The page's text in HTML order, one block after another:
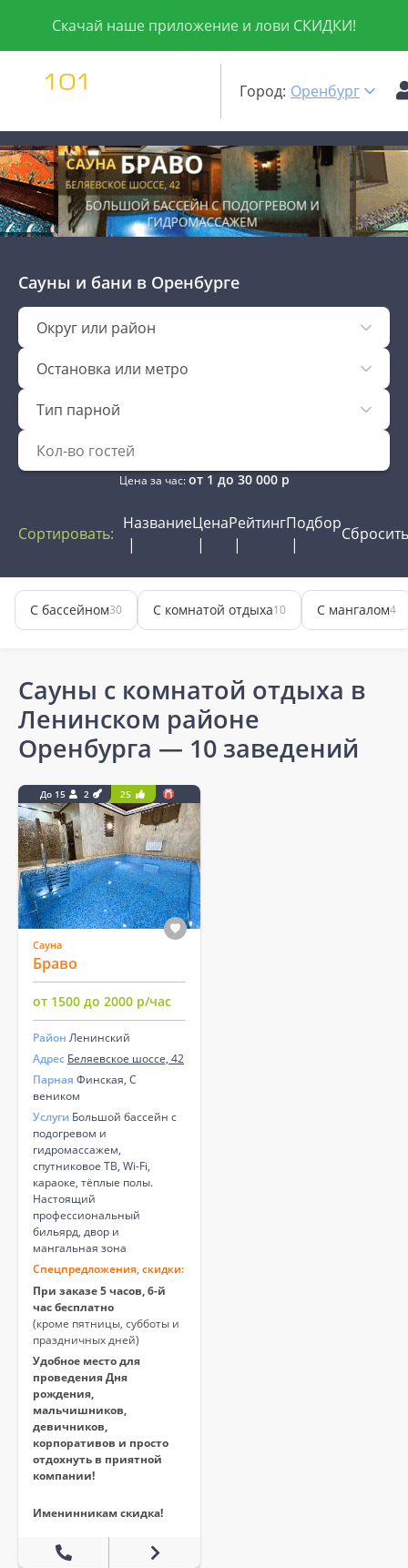
Скачай наше приложение и лови СКИДКИ!
Город: Оренбург
Сауны и бани в Оренбурге
Округ или район
Остановка или метро
Тип парной
Цена за час:от 1 до 30 000р
Сортировать:
НазваниеЦенаРейтингПодбор
Сбросить
С бассейном30 С комнатой отдыха10 С мангалом4
Сауны с комнатой отдыха в
Ленинском районе
Оренбурга — 10 заведений
До 15 2 25
Сауна
Браво
от 1500 до 2000 р/час
Район Ленинский
Адрес Беляевское шоссе, 42
Парная Финская, С
веником
Услуги Большой бассейн с
подогревом и
гидромассажем,
спутниковое ТВ, Wi-Fi,
караоке, тёплые полы.
Настоящий
профессиональный
бильярд, двор и
мангальная зона
Спецпредложения, скидки:
При заказе 5 часов, 6-й
час бесплатно
(кроме пятницы, субботы и
праздничных дней)
Удобное место для
проведения Дня
рождения,
мальчишников,
девичников,
корпоративов и просто
отдохнуть в приятной
компании!
Именинникам скидка!